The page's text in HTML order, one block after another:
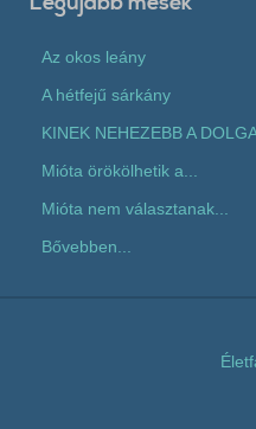
Az okos leány
A hétfejű sárkány
KINEK NEHEZEBB A
Mióta örökölhetik a...
Mióta nem választanak...
Bővebben...